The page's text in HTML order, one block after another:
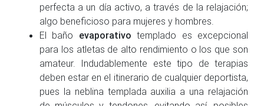
perfecta a un día activo, a través de la relajación;
algo beneficioso para mujeres y hombres.
El baño evaporativo templado es excepcional
para los atletas de alto rendimiento o los que son
amateur. Indudablemente este tipo de terapias
deben estar en el itinerario de cualquier deportista,
pues la neblina templada auxilia a una relajación